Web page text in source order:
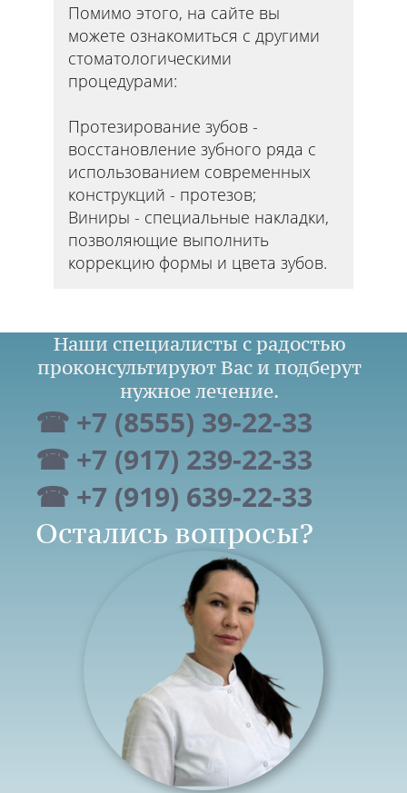
Помимо этого, на сайте вы
можете ознакомиться с другими
стоматологическими
процедурами:
Протезирование зубов -
восстановление зубного ряда с
использованием современных
конструкций - протезов;
Виниры - специальные накладки,
позволяющие выполнить
коррекцию формы и цвета зубов.
Наши специалисты с радостью
проконсультируют Вас и подберут
нужное лечение.
☎ +7 (8555) 39-22-33
☎ +7 (917) 239-22-33
☎ +7 (919) 639-22-33
Остались вопросы?